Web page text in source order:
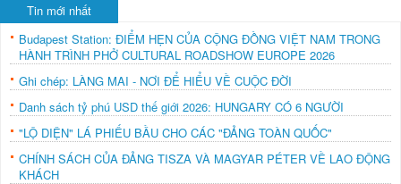
Tin mới nhất
Budapest Station: ĐIỂM HẸN CỦA CỘNG ĐỒNG VIỆT NAM TRONG
HÀNH TRÌNH PHỞ CULTURAL ROADSHOW EUROPE 2026
Ghi chép: LÀNG MAI - NƠI ĐỂ HIỂU VỀ CUỘC ĐỜI
Danh sách tỷ phú USD thế giới 2026: HUNGARY CÓ 6 NGƯỜI
"LỘ DIỆN" LÁ PHIẾU BẦU CHO CÁC "ĐẢNG TOÀN QUỐC"
CHÍNH SÁCH CỦA ĐẢNG TISZA VÀ MAGYAR PÉTER VỀ LAO ĐỘNG
KHÁCH